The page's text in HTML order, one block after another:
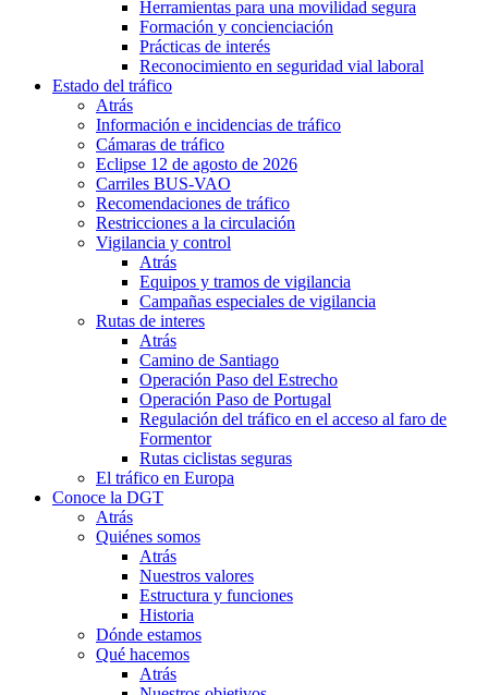
Herramientas para una movilidad segura
Formación y concienciación
Prácticas de interés
Reconocimiento en seguridad vial laboral
Estado del tráfico
Atrás
Información e incidencias de tráfico
Cámaras de tráfico
Eclipse 12 de agosto de 2026
Carriles BUS-VAO
Recomendaciones de tráfico
Restricciones a la circulación
Vigilancia y control
Atrás
Equipos y tramos de vigilancia
Campañas especiales de vigilancia
Rutas de interes
Atrás
Camino de Santiago
Operación Paso del Estrecho
Operación Paso de Portugal
Regulación del tráfico en el acceso al faro de
Formentor
Rutas ciclistas seguras
El tráfico en Europa
Conoce la DGT
Atrás
Quiénes somos
Atrás
Nuestros valores
Estructura y funciones
Historia
Dónde estamos
Qué hacemos
Atrás